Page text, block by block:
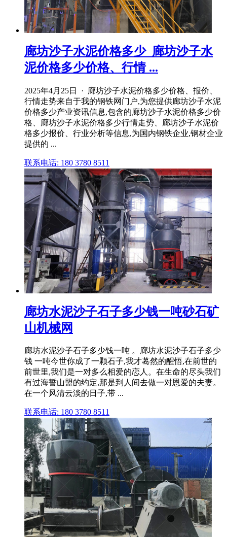
廊坊沙子水泥价格多少_廊坊沙子水
泥价格多少价格、行情 ...
2025年4月25日 · 廊坊沙子水泥价格多少价格、报价、
行情走势来自于我的钢铁网门户,为您提供廊坊沙子水泥
价格多少产业资讯信息,包含的廊坊沙子水泥价格多少价
格、廊坊沙子水泥价格多少行情走势、廊坊沙子水泥价
格多少报价、行业分析等信息,为国内钢铁企业,钢材企业
提供的 ...
联系电话: 180 3780 8511
廊坊水泥沙子石子多少钱一吨砂石矿
山机械网
廊坊水泥沙子石子多少钱一吨 。廊坊水泥沙子石子多少
钱 一吨今世你成了一颗石子,我才蓦然的醒悟,在前世的
前世里,我们是一对多么相爱的恋人。在生命的尽头我们
有过海誓山盟的约定,那是到人间去做一对恩爱的夫妻。
在一个风清云淡的日子,带 ...
联系电话: 180 3780 8511